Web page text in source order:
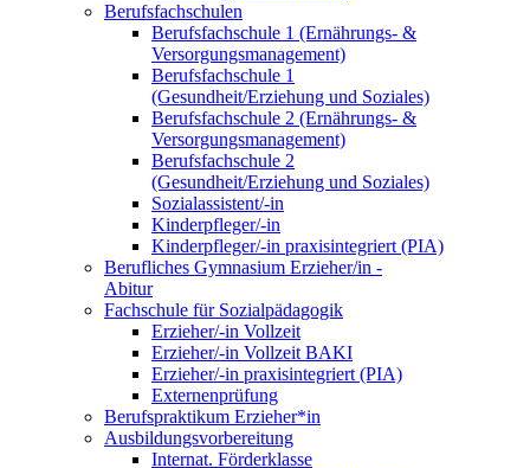
Berufsfachschulen
Berufsfachschule 1 (Ernährungs- &
Versorgungsmanagement)
Berufsfachschule 1
(Gesundheit/Erziehung und Soziales)
Berufsfachschule 2 (Ernährungs- &
Versorgungsmanagement)
Berufsfachschule 2
(Gesundheit/Erziehung und Soziales)
Sozialassistent/-in
Kinderpfleger/-in
Kinderpfleger/-in praxisintegriert (PIA)
Berufliches Gymnasium Erzieher/in -
Abitur
Fachschule für Sozialpädagogik
Erzieher/-in Vollzeit
Erzieher/-in Vollzeit BAKI
Erzieher/-in praxisintegriert (PIA)
Externenprüfung
Berufspraktikum Erzieher*in
Ausbildungsvorbereitung
Internat. Förderklasse